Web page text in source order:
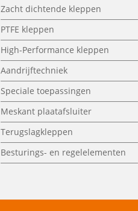
Zacht dichtende kleppen
PTFE kleppen
High-Performance kleppen
Aandrijftechniek
Speciale toepassingen
Meskant plaatafsluiter
Terugslagkleppen
Besturings- en regelelementen